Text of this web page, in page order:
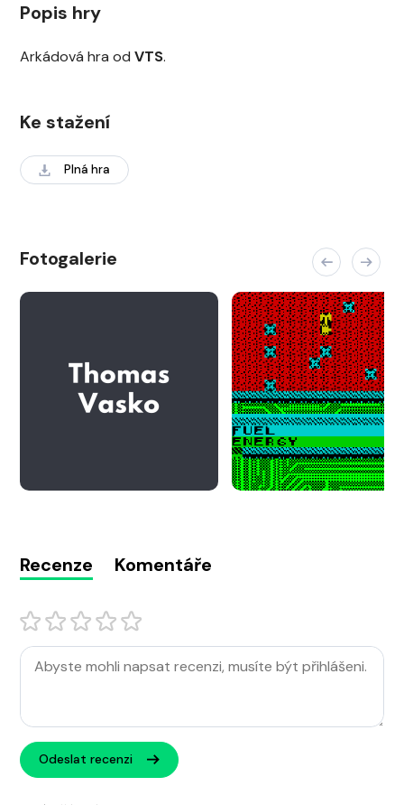
Popis hry
Arkádová hra od VTS.
Ke stažení
Plná hra
Fotogalerie
Recenze Komentáře
Odeslat recenzi